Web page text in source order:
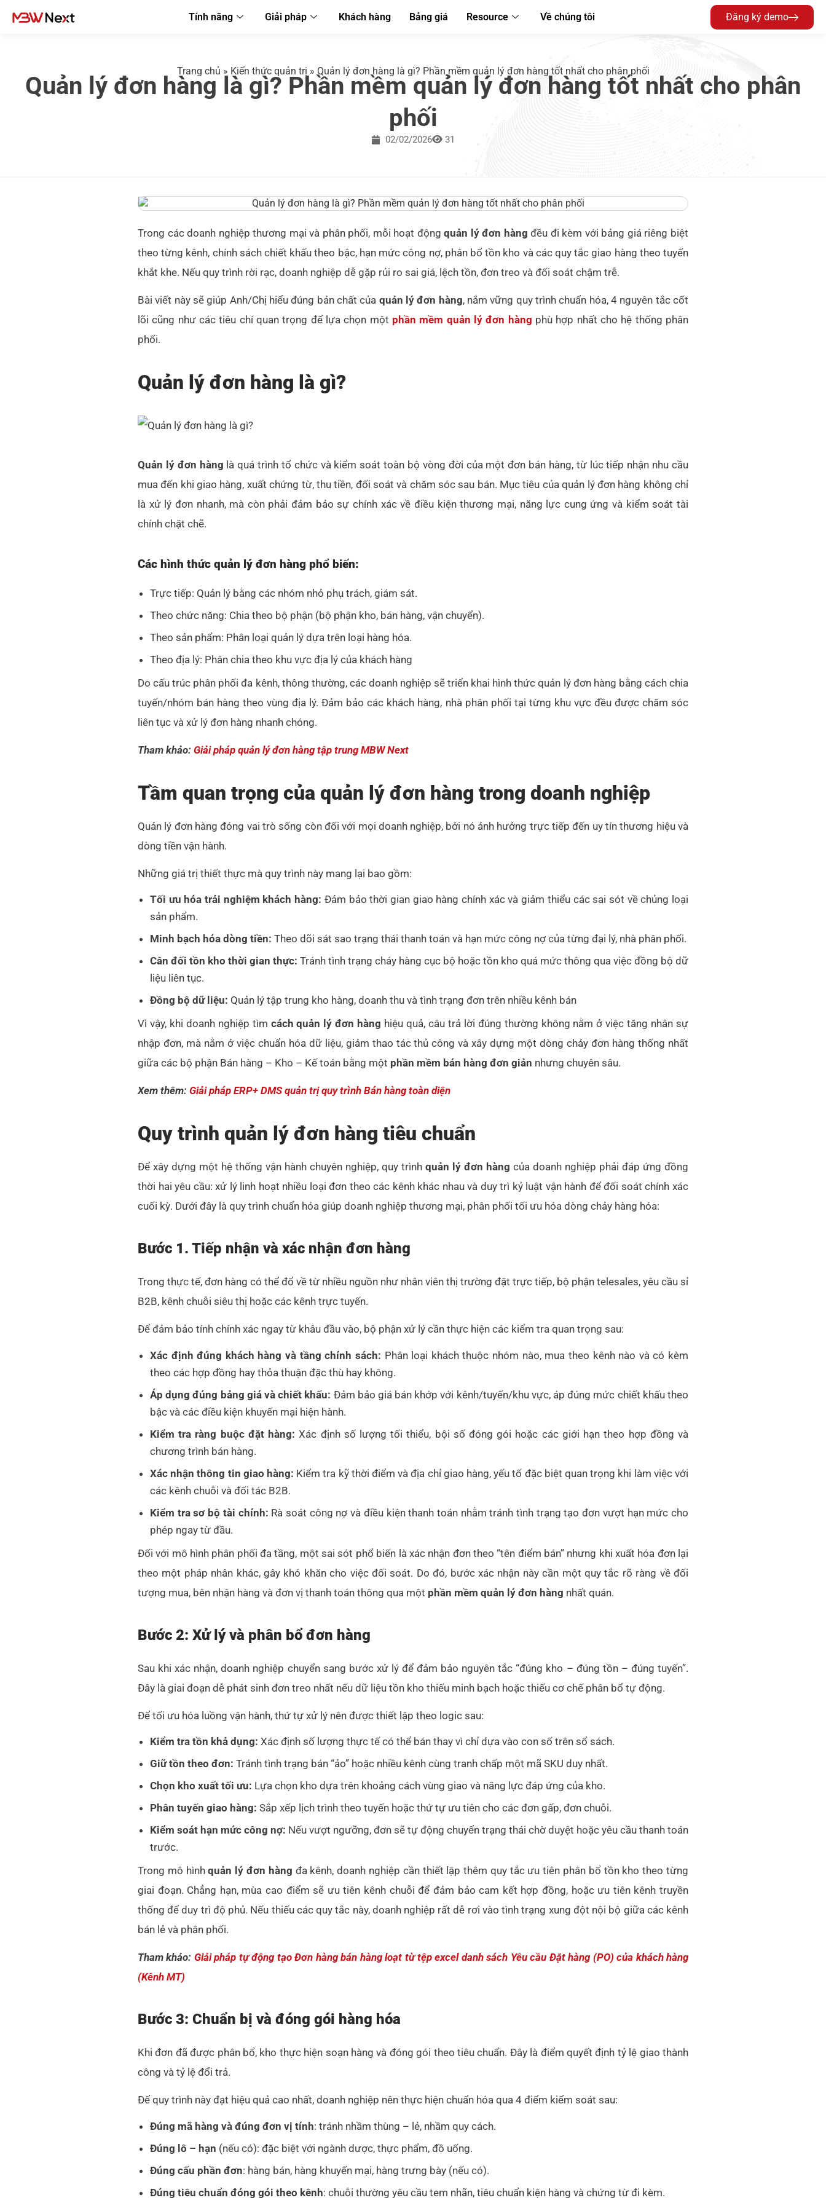
Tính năng Giải pháp Khách hàng Bảng giá Resource Về chúng tôi Đăng ký demo
Trang chủ » Kiến thức quản trị » Quản lý đơn hàng là gì? Phần mềm quản lý đơn hàng tốt nhất cho phân phối
Quản lý đơn hàng là gì? Phần mềm quản lý đơn hàng tốt nhất cho phân
phối
02/02/2026 31
Trong các doanh nghiệp thương mại và phân phối, mỗi hoạt độngquản lý đơn hàng đều đi kèm với bảng giá riêng biệt
theo từng kênh, chính sách chiết khấu theo bậc, hạn mức công nợ, phân bổ tồn kho và các quy tắc giao hàng theo tuyến
khắt khe. Nếu quy trình rời rạc, doanh nghiệp dễ gặp rủi ro sai giá, lệch tồn, đơn treo và đối soát chậm trễ.
Bài viết này sẽ giúp Anh/Chị hiểu đúng bản chất của quản lý đơn hàng, nắm vững quy trình chuẩn hóa, 4 nguyên tắc cốt
lõi cũng như các tiêu chí quan trọng để lựa chọn một phần mềm quản lý đơn hàng phù hợp nhất cho hệ thống phân
phối.
Quản lý đơn hàng là gì?
Quản lý đơn hàng là quá trình tổ chức và kiểm soát toàn bộ vòng đời của một đơn bán hàng, từ lúc tiếp nhận nhu cầu
mua đến khi giao hàng, xuất chứng từ, thu tiền, đối soát và chăm sóc sau bán. Mục tiêu của quản lý đơn hàng không chỉ
là xử lý đơn nhanh, mà còn phải đảm bảo sự chính xác về điều kiện thương mại, năng lực cung ứng và kiểm soát tài
chính chặt chẽ.
Các hình thức quản lý đơn hàng phổ biến:
Trực tiếp: Quản lý bằng các nhóm nhỏ phụ trách, giám sát.
Theo chức năng: Chia theo bộ phận (bộ phận kho, bán hàng, vận chuyển).
Theo sản phẩm: Phân loại quản lý dựa trên loại hàng hóa.
Theo địa lý: Phân chia theo khu vực địa lý của khách hàng
Do cấu trúc phân phối đa kênh, thông thường, các doanh nghiệp sẽ triển khai hình thức quản lý đơn hàng bằng cách chia
tuyến/nhóm bán hàng theo vùng địa lý. Đảm bảo các khách hàng, nhà phân phối tại từng khu vực đều được chăm sóc
liên tục và xử lý đơn hàng nhanh chóng.
Tham khảo: Giải pháp quản lý đơn hàng tập trung MBW Next
Tầm quan trọng của quản lý đơn hàng trong doanh nghiệp
Quản lý đơn hàng đóng vai trò sống còn đối với mọi doanh nghiệp, bởi nó ảnh hưởng trực tiếp đến uy tín thương hiệu và
dòng tiền vận hành.
Những giá trị thiết thực mà quy trình này mang lại bao gồm:
Tối ưu hóa trải nghiệm khách hàng: Đảm bảo thời gian giao hàng chính xác và giảm thiểu các sai sót về chủng loại
sản phẩm.
Minh bạch hóa dòng tiền: Theo dõi sát sao trạng thái thanh toán và hạn mức công nợ của từng đại lý, nhà phân phối.
Cân đối tồn kho thời gian thực: Tránh tình trạng cháy hàng cục bộ hoặc tồn kho quá mức thông qua việc đồng bộ dữ
liệu liên tục.
Đồng bộ dữ liệu: Quản lý tập trung kho hàng, doanh thu và tình trạng đơn trên nhiều kênh bán
Vì vậy, khi doanh nghiệp tìm cách quản lý đơn hàng hiệu quả, câu trả lời đúng thường không nằm ở việc tăng nhân sự
nhập đơn, mà nằm ở việc chuẩn hóa dữ liệu, giảm thao tác thủ công và xây dựng một dòng chảy đơn hàng thống nhất
giữa các bộ phận Bán hàng – Kho – Kế toán bằng một phần mềm bán hàng đơn giản nhưng chuyên sâu.
Xem thêm: Giải pháp ERP+ DMS quản trị quy trình Bán hàng toàn diện
Quy trình quản lý đơn hàng tiêu chuẩn
Để xây dựng một hệ thống vận hành chuyên nghiệp, quy trình quản lý đơn hàng của doanh nghiệp phải đáp ứng đồng
thời hai yêu cầu: xử lý linh hoạt nhiều loại đơn theo các kênh khác nhau và duy trì kỷ luật vận hành để đối soát chính xác
cuối kỳ. Dưới đây là quy trình chuẩn hóa giúp doanh nghiệp thương mại, phân phối tối ưu hóa dòng chảy hàng hóa:
Bước 1. Tiếp nhận và xác nhận đơn hàng
Trong thực tế, đơn hàng có thể đổ về từ nhiều nguồn như nhân viên thị trường đặt trực tiếp, bộ phận telesales, yêu cầu sỉ
B2B, kênh chuỗi siêu thị hoặc các kênh trực tuyến.
Để đảm bảo tính chính xác ngay từ khâu đầu vào, bộ phận xử lý cần thực hiện các kiểm tra quan trọng sau:
Xác định đúng khách hàng và tầng chính sách: Phân loại khách thuộc nhóm nào, mua theo kênh nào và có kèm
theo các hợp đồng hay thỏa thuận đặc thù hay không.
Áp dụng đúng bảng giá và chiết khấu: Đảm bảo giá bán khớp với kênh/tuyến/khu vực, áp đúng mức chiết khấu theo
bậc và các điều kiện khuyến mại hiện hành.
Kiểm tra ràng buộc đặt hàng: Xác định số lượng tối thiểu, bội số đóng gói hoặc các giới hạn theo hợp đồng và
chương trình bán hàng.
Xác nhận thông tin giao hàng: Kiểm tra kỹ thời điểm và địa chỉ giao hàng, yếu tố đặc biệt quan trọng khi làm việc với
các kênh chuỗi và đối tác B2B.
Kiểm tra sơ bộ tài chính: Rà soát công nợ và điều kiện thanh toán nhằm tránh tình trạng tạo đơn vượt hạn mức cho
phép ngay từ đầu.
Đối với mô hình phân phối đa tầng, một sai sót phổ biến là xác nhận đơn theo “tên điểm bán” nhưng khi xuất hóa đơn lại
theo một pháp nhân khác, gây khó khăn cho việc đối soát. Do đó, bước xác nhận này cần một quy tắc rõ ràng về đối
tượng mua, bên nhận hàng và đơn vị thanh toán thông qua một phần mềm quản lý đơn hàng nhất quán.
Bước 2: Xử lý và phân bổ đơn hàng
Sau khi xác nhận, doanh nghiệp chuyển sang bước xử lý để đảm bảo nguyên tắc “đúng kho – đúng tồn – đúng tuyến”.
Đây là giai đoạn dễ phát sinh đơn treo nhất nếu dữ liệu tồn kho thiếu minh bạch hoặc thiếu cơ chế phân bổ tự động.
Để tối ưu hóa luồng vận hành, thứ tự xử lý nên được thiết lập theo logic sau:
Kiểm tra tồn khả dụng: Xác định số lượng thực tế có thể bán thay vì chỉ dựa vào con số trên sổ sách.
Giữ tồn theo đơn: Tránh tình trạng bán “ảo” hoặc nhiều kênh cùng tranh chấp một mã SKU duy nhất.
Chọn kho xuất tối ưu: Lựa chọn kho dựa trên khoảng cách vùng giao và năng lực đáp ứng của kho.
Phân tuyến giao hàng: Sắp xếp lịch trình theo tuyến hoặc thứ tự ưu tiên cho các đơn gấp, đơn chuỗi.
Kiểm soát hạn mức công nợ: Nếu vượt ngưỡng, đơn sẽ tự động chuyển trạng thái chờ duyệt hoặc yêu cầu thanh toán
trước.
Trong mô hìnhquản lý đơn hàng đa kênh, doanh nghiệp cần thiết lập thêm quy tắc ưu tiên phân bổ tồn kho theo từng
giai đoạn. Chẳng hạn, mùa cao điểm sẽ ưu tiên kênh chuỗi để đảm bảo cam kết hợp đồng, hoặc ưu tiên kênh truyền
thống để duy trì độ phủ. Nếu thiếu các quy tắc này, doanh nghiệp rất dễ rơi vào tình trạng xung đột nội bộ giữa các kênh
bán lẻ và phân phối.
Tham khảo: Giải pháp tự động tạo Đơn hàng bán hàng loạt từ tệp excel danh sách Yêu cầu Đặt hàng (PO) của khách hàng
(Kênh MT)
Bước 3: Chuẩn bị và đóng gói hàng hóa
Khi đơn đã được phân bổ, kho thực hiện soạn hàng và đóng gói theo tiêu chuẩn. Đây là điểm quyết định tỷ lệ giao thành
công và tỷ lệ đổi trả.
Để quy trình này đạt hiệu quả cao nhất, doanh nghiệp nên thực hiện chuẩn hóa qua 4 điểm kiểm soát sau:
Đúng mã hàng và đúng đơn vị tính: tránh nhầm thùng – lẻ, nhầm quy cách.
Đúng lô – hạn (nếu có): đặc biệt với ngành dược, thực phẩm, đồ uống.
Đúng cấu phần đơn: hàng bán, hàng khuyến mại, hàng trưng bày (nếu có).
Đúng tiêu chuẩn đóng gói theo kênh: chuỗi thường yêu cầu tem nhãn, tiêu chuẩn kiện hàng và chứng từ đi kèm.